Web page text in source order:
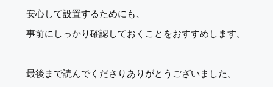
安心して設置するためにも、
事前にしっかり確認しておくことをおすすめします。
最後まで読んでくださりありがとうございました。